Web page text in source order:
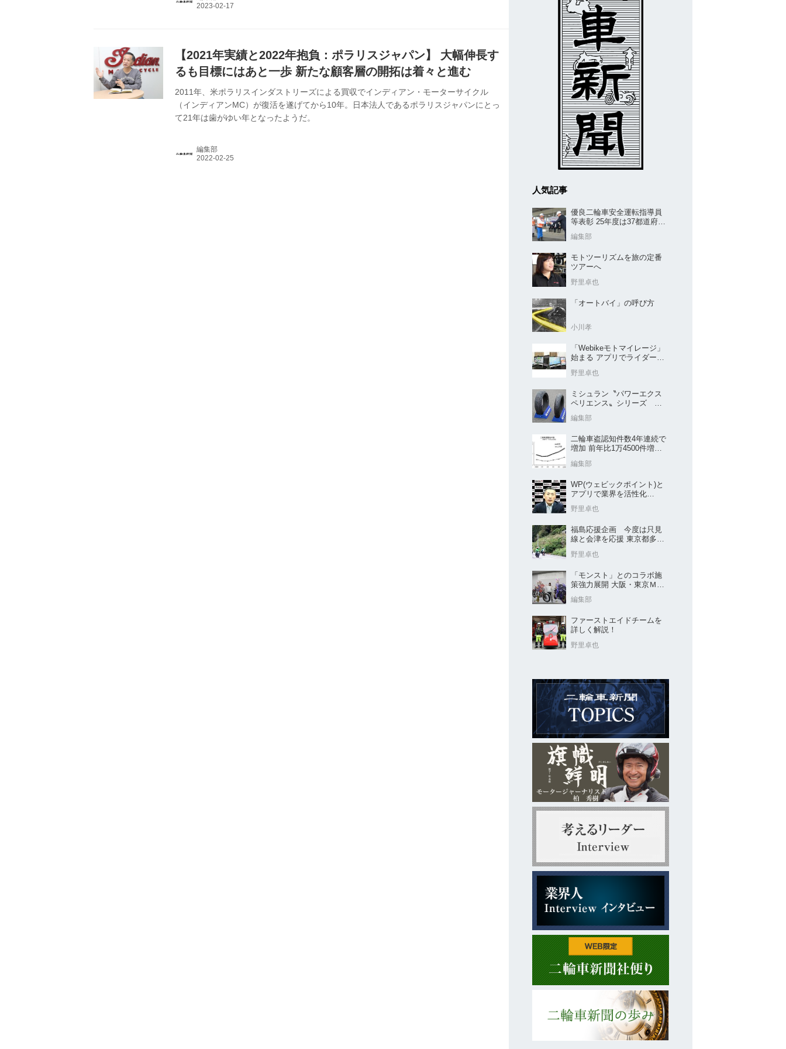
【2021年実績と2022年抱負：ポラリスジャパン】 大幅伸長す
るも目標にはあと一歩 新たな顧客層の開拓は着々と進む
2011年、米ポラリスインダストリーズによる買収でインディアン・モーターサイクル
（インディアンMC）が復活を遂げてから10年。日本法人であるポラリスジャパンにとっ
て21年は歯がゆい年となったようだ。
編集部
人気記事
優良二輪車安全運転指導員
等表彰 25年度は37都道府県
編集部
モトツーリズムを旅の定番
ツアーへ
野里卓也
「オートバイ」の呼び方
小川孝
「Webikeモトマイレージ」
始まる アプリでライダーと
野里卓也
ミシュラン〝パワーエクス
ペリエンス〟シリーズ
売
編集部
二輪車盗認知件数4年連続で
増加 前年比1万4500件増／
編集部
WP(ウェビックポイント)と
アプリで業界を活性化
野里卓也
福島応援企画 今度は只見
線と会津を応援 東京都多摩
野里卓也
「モンスト」とのコラボ施
策強力展開 大阪・東京ＭＣ
編集部
ファーストエイドチームを
詳しく解説！
野里卓也